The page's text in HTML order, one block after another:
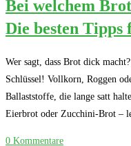
Bei welchem
Die besten Tipps
Wer sagt, dass Brot dick
Schlüssel! Vollkorn, Roggen
Ballaststoffe, die lange satt
Eierbrot oder Zucchini-Brot –
0 Kommentare